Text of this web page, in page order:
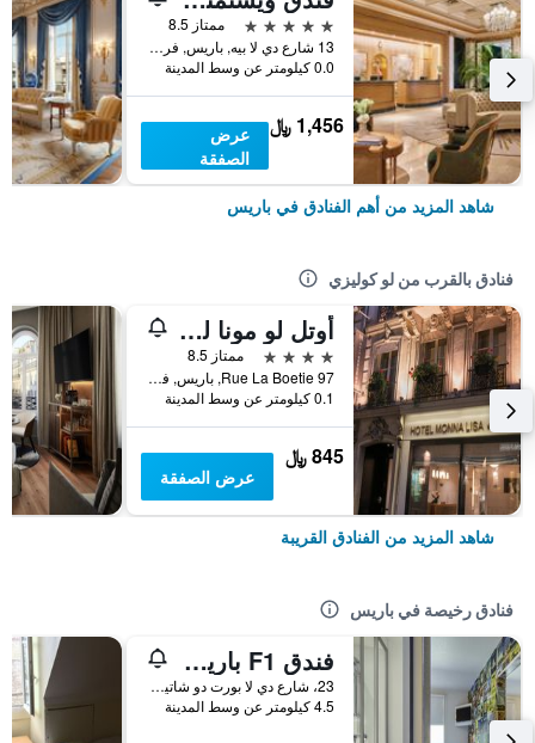
5 نجوم
ممتاز 8.5
13 شارع دي لا بيه, باريس, فرنسا
0.0 كيلومتر عن وسط المدينة
1,456 ﷼
عرض
الصفقة
شاهد المزيد من أهم الفنادق في باريس
فنادق بالقرب من لو كوليزي
أوتل لو مونا ليزا باي إنوود هوتلز
4 نجوم
ممتاز 8.5
97 Rue La Boetie, باريس, فرنسا
0.1 كيلومتر عن وسط المدينة
845 ﷼
عرض الصفقة
شاهد المزيد من الفنادق القريبة
فنادق رخيصة في باريس
فندق F1 باريس بورت دو شاتيلون
23، شارع دي لا بورت دو شاتيلون, باريس, فرنسا
4.5 كيلومتر عن وسط المدينة